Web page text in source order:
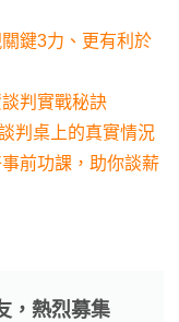
鍵3力、更有利於
判實戰秘訣
判桌上的真實情況
前功課，助你談薪
，熱烈募集